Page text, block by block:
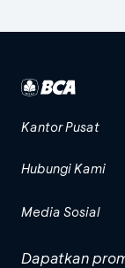
Kantor Pusat
Hubungi Kami
Media Sosial
Dapatkan